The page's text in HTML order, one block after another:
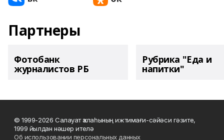
Партнеры
Фотобанк
журналистов РБ
Рубрика "Еда и
напитки"
© 1999-2026 Салауат ҡалаһының ижтимағи-сәйәси гәзите,
1999 йылдан нәшер ителә
Об использовании персональных данных